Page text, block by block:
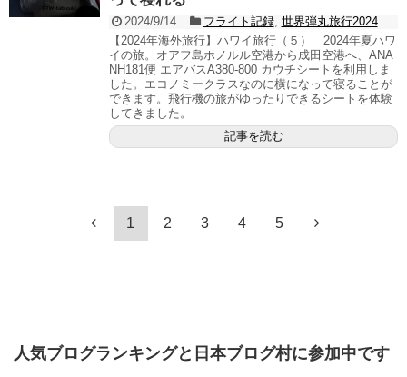
2024/9/14 フライト記録, 世界弾丸旅行2024
【2024年海外旅行】ハワイ旅行（５） 2024年夏ハワ
イの旅。オアフ島ホノルル空港から成田空港へ、ANA
NH181便 エアバスA380-800 カウチシートを利用しま
した。エコノミークラスなのに横になって寝ることが
できます。飛行機の旅がゆったりできるシートを体験
してきました。
記事を読む
1 2 3 4 5
人気ブログランキングと日本ブログ村に参加中です